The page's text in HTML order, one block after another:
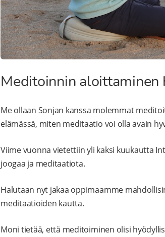
Meditoinnin aloittaminen
Me ollaan Sonjan kanssa molemmat
elämässä, miten meditaatio voi olla avain
Viime vuonna vietettiin yli kaksi kuukautta
joogaa ja meditaatiota.
Halutaan nyt jakaa oppimaamme
meditaatioiden kautta.
Moni tietää, että meditoiminen olisi